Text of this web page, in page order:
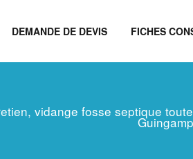
DEMANDE DE DEVIS FICHES
vidange fosse septique